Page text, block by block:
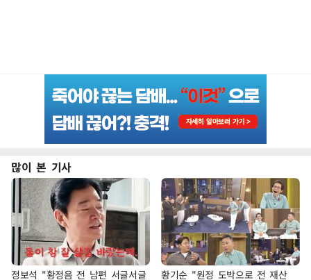
많이 본 기사
정보석 "황정음 전 남편 서글서글
황기순 "원정 도박으로 전 재산